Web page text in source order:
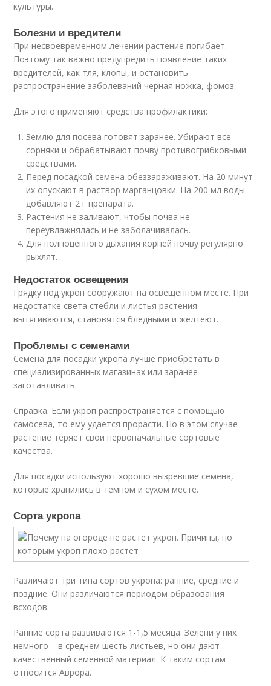
культуры.
Болезни и вредители
При несвоевременном лечении растение погибает.
Поэтому так важно предупредить появление таких
вредителей, как тля, клопы, и остановить
распространение заболеваний черная ножка, фомоз.
Для этого применяют средства профилактики:
Землю для посева готовят заранее. Убирают все
сорняки и обрабатывают почву противогрибковыми
средствами.
Перед посадкой семена обеззараживают. На 20 минут
их опускают в раствор марганцовки. На 200 мл воды
добавляют 2 г препарата.
Растения не заливают, чтобы почва не
переувлажнялась и не заболачивалась.
Для полноценного дыхания корней почву регулярно
рыхлят.
Недостаток освещения
Грядку под укроп сооружают на освещенном месте. При
недостатке света стебли и листья растения
вытягиваются, становятся бледными и желтеют.
Проблемы с семенами
Семена для посадки укропа лучше приобретать в
специализированных магазинах или заранее
заготавливать.
Справка. Если укроп распространяется с помощью
самосева, то ему удается прорасти. Но в этом случае
растение теряет свои первоначальные сортовые
качества.
Для посадки используют хорошо вызревшие семена,
которые хранились в темном и сухом месте.
Сорта укропа
Различают три типа сортов укропа: ранние, средние и
поздние. Они различаются периодом образования
всходов.
Ранние сорта развиваются 1-1,5 месяца. Зелени у них
немного – в среднем шесть листьев, но они дают
качественный семенной материал. К таким сортам
относится Аврора.